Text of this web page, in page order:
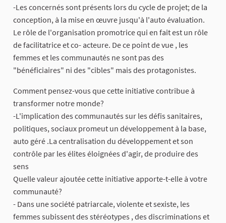
-Les concernés sont présents lors du cycle de projet; de la
conception, à la mise en œuvre jusqu'à l'auto évaluation.
Le rôle de l'organisation promotrice qui en fait est un rôle
de facilitatrice et co- acteure. De ce point de vue , les
femmes et les communautés ne sont pas des
"bénéficiaires" ni des "cibles" mais des protagonistes.
Comment pensez-vous que cette initiative contribue à
transformer notre monde?
-L'implication des communautés sur les défis sanitaires,
politiques, sociaux promeut un développement à la base,
auto géré .La centralisation du développement et son
contrôle par les élites éloignées d'agir, de produire des
sens
Quelle valeur ajoutée cette initiative apporte-t-elle à votre
communauté?
- Dans une société patriarcale, violente et sexiste, les
femmes subissent des stéréotypes , des discriminations et